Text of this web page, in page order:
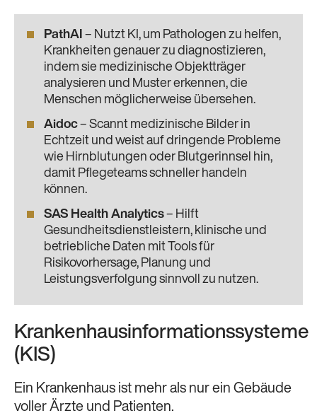
PathAI – Nutzt KI, um Pathologen zu helfen,
Krankheiten genauer zu diagnostizieren,
indem sie medizinische Objektträger
analysieren und Muster erkennen, die
Menschen möglicherweise übersehen.
Aidoc– Scannt medizinische Bilder in
Echtzeit und weist auf dringende Probleme
wie Hirnblutungen oder Blutgerinnsel hin,
damit Pflegeteams schneller handeln
können.
SAS Health Analytics– Hilft
Gesundheitsdienstleistern, klinische und
betriebliche Daten mit Tools für
Risikovorhersage, Planung und
Leistungsverfolgung sinnvoll zu nutzen.
Krankenhausinformationssysteme
(KIS)
Ein Krankenhaus ist mehr als nur ein Gebäude
voller Ärzte und Patienten.